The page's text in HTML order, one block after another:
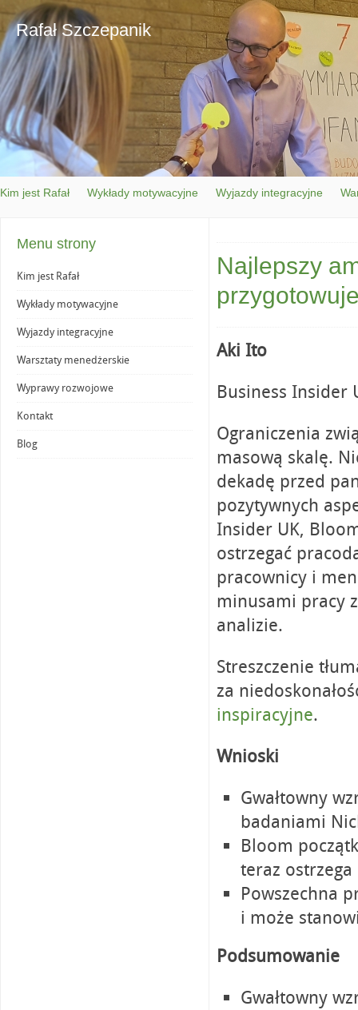
Rafał Szczepanik
Kim jest Rafał Wykłady motywacyjne Wyjazdy integracyjne
Menu strony
Kim jest Rafał
Wykłady motywacyjne
Wyjazdy integracyjne
Warsztaty menedżerskie
Wyprawy rozwojowe
Kontakt
Blog
Najlepszy
Aki Ito
Business Insider
Ograniczenia
masową skalę.
dekadę przed
pozytywnych
Insider UK,
ostrzegać
pracownicy i
minusami pracy
analizie.
Streszczenie
za
inspiracyjne.
Wnioski
Gwałtowny
badaniami
Bloom
teraz
Powszechna
i może
Podsumowanie
Gwałtowny